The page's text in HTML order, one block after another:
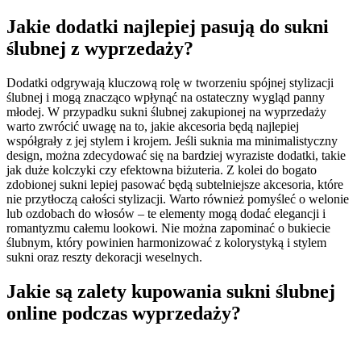
Jakie dodatki najlepiej pasują do sukni
ślubnej z wyprzedaży?
Dodatki odgrywają kluczową rolę w tworzeniu spójnej stylizacji
ślubnej i mogą znacząco wpłynąć na ostateczny wygląd panny
młodej. W przypadku sukni ślubnej zakupionej na wyprzedaży
warto zwrócić uwagę na to, jakie akcesoria będą najlepiej
współgrały z jej stylem i krojem. Jeśli suknia ma minimalistyczny
design, można zdecydować się na bardziej wyraziste dodatki, takie
jak duże kolczyki czy efektowna biżuteria. Z kolei do bogato
zdobionej sukni lepiej pasować będą subtelniejsze akcesoria, które
nie przytłoczą całości stylizacji. Warto również pomyśleć o welonie
lub ozdobach do włosów – te elementy mogą dodać elegancji i
romantyzmu całemu lookowi. Nie można zapominać o bukiecie
ślubnym, który powinien harmonizować z kolorystyką i stylem
sukni oraz reszty dekoracji weselnych.
Jakie są zalety kupowania sukni ślubnej
online podczas wyprzedaży?